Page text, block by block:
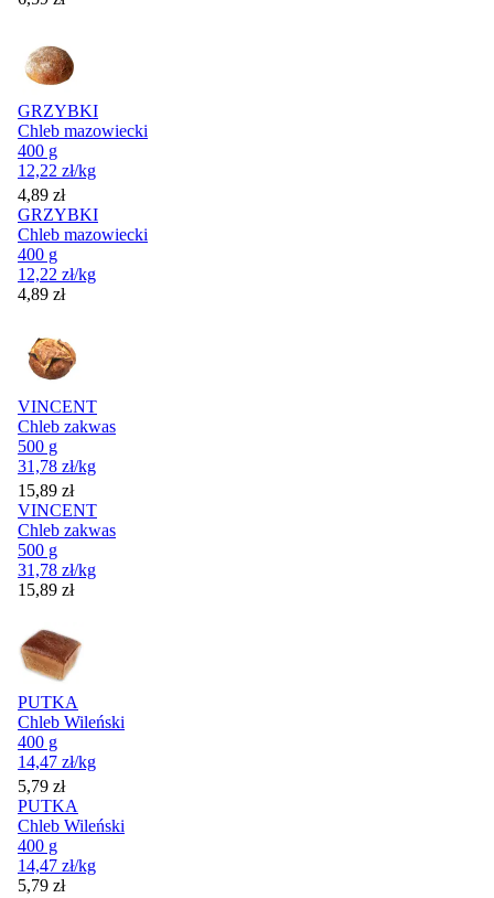
GRZYBKI
Chleb mazowiecki
400 g
12,22 zł/kg
Cena
4,89 zł
GRZYBKI
Chleb mazowiecki
400 g
12,22 zł/kg
Cena
4,89 zł
VINCENT
Chleb zakwas
500 g
31,78 zł/kg
Cena
15,89 zł
VINCENT
Chleb zakwas
500 g
31,78 zł/kg
Cena
15,89 zł
PUTKA
Chleb Wileński
400 g
14,47 zł/kg
Cena
5,79 zł
PUTKA
Chleb Wileński
400 g
14,47 zł/kg
Cena
5,79 zł